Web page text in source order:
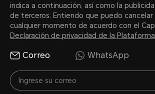
indica a continuación, así como la
de terceros. Entiendo que puedo cancelar
cualquier momento de acuerdo con el
Declaración de privacidad de la
Correo WhatsApp